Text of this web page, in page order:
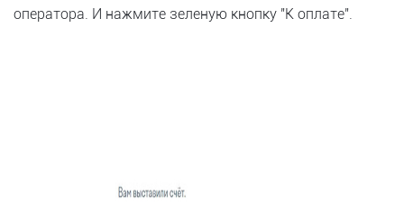
оператора. И нажмите зеленую кнопку "К оплате".